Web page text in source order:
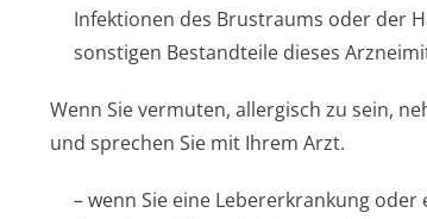
Infektionen des Brustraums oder der
sonstigen Bestandteile dieses
Wenn Sie vermuten, allergisch zu sein,
und sprechen Sie mit Ihrem Arzt.
– wenn Sie eine Lebererkrankung